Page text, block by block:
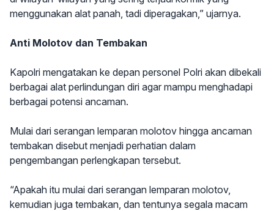
menggunakan alat panah, tadi diperagakan,” ujarnya.
Anti Molotov dan Tembakan
Kapolri mengatakan ke depan personel Polri akan dibekali
berbagai alat perlindungan diri agar mampu menghadapi
berbagai potensi ancaman.
Mulai dari serangan lemparan molotov hingga ancaman
tembakan disebut menjadi perhatian dalam
pengembangan perlengkapan tersebut.
“Apakah itu mulai dari serangan lemparan molotov,
kemudian juga tembakan, dan tentunya segala macam